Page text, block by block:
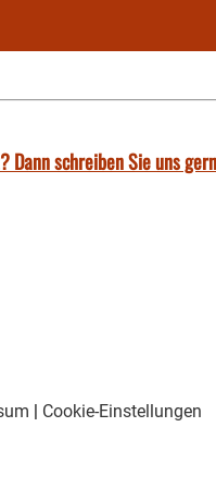
Dann schreiben Sie uns
| Cookie-Einstellungen